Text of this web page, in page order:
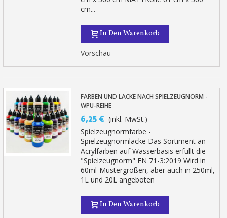
cm...
In Den Warenkorb
Vorschau
FARBEN UND LACKE NACH SPIELZEUGNORM -
WPU-REIHE
6,25 € (inkl. MwSt.)
Spielzeugnormfarbe -
Spielzeugnormlacke Das Sortiment an
Acrylfarben auf Wasserbasis erfüllt die
"Spielzeugnorm" EN 71-3:2019 Wird in
60ml-Mustergrößen, aber auch in 250ml,
1L und 20L angeboten
In Den Warenkorb